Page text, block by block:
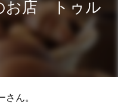
お店 トゥル
ん。